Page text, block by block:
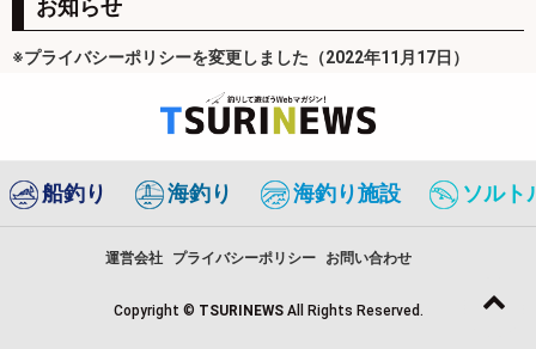
お知らせ
※プライバシーポリシーを変更しました（2022年11月17日）
船釣り 海釣り 海釣り施設 ソルト
運営会社 プライバシーポリシー お問い合わせ
Copyright © TSURINEWS All Rights Reserved.